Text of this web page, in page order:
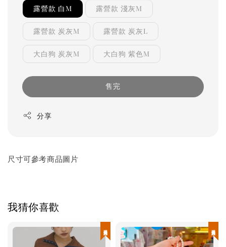
露營款 白M 露營款 淺灰M
露營款 炭灰M 露營款 炭灰L
大白狗 炭灰M 大白狗 紫色M
售完
分享
尺寸可參考商品圖片
我猜你喜歡